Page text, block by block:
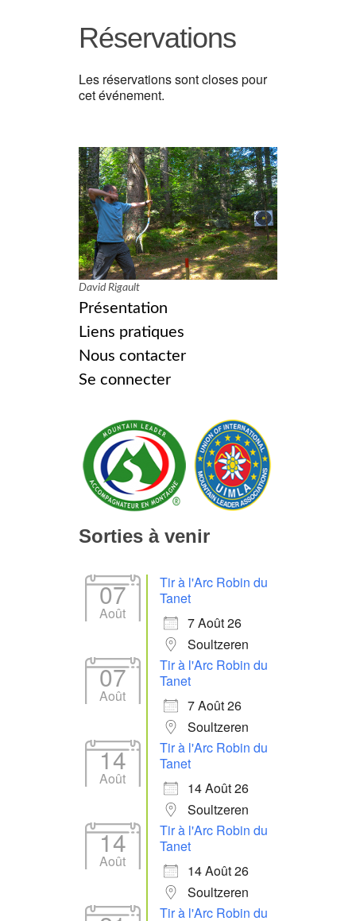
Réservations
Les réservations sont closes pour
cet événement.
David Rigault
Présentation
Liens pratiques
Nous contacter
Se connecter
Sorties à venir
07
Août
Tir à l'Arc Robin du
Tanet
7 Août 26
Soultzeren
07
Août
Tir à l'Arc Robin du
Tanet
7 Août 26
Soultzeren
14
Août
Tir à l'Arc Robin du
Tanet
14 Août 26
Soultzeren
14
Août
Tir à l'Arc Robin du
Tanet
14 Août 26
Soultzeren
Tir à l'Arc Robin du